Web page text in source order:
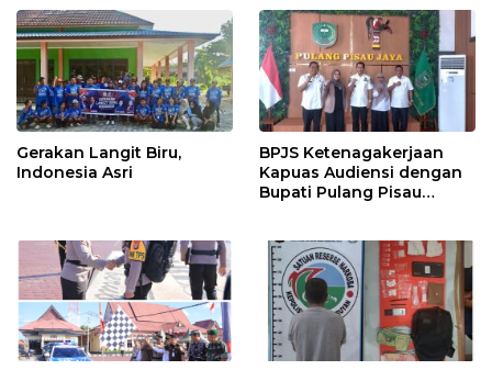
Gerakan Langit Biru,
Indonesia Asri
BPJS Ketenagakerjaan
Kapuas Audiensi dengan
Bupati Pulang Pisau
Pekerja Rentan